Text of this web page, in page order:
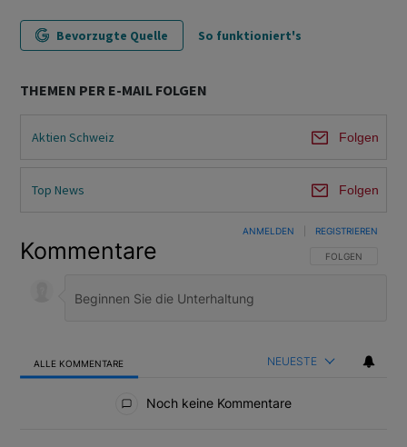
Bevorzugte Quelle So funktioniert's
THEMEN PER E-MAIL FOLGEN
Aktien Schweiz Folgen
Top News Folgen
Kommentare FOLGE DIESER
FOLGEN
ANMELDEN REGISTRIEREN
ALLE KOMMENTARE NEUESTE
Noch keine Kommentare